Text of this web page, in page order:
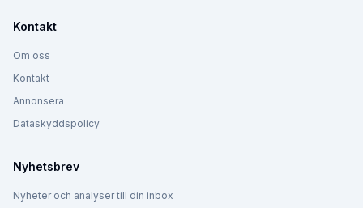
Kontakt
Om oss
Kontakt
Annonsera
Dataskyddspolicy
Nyhetsbrev
Nyheter och analyser till din inbox